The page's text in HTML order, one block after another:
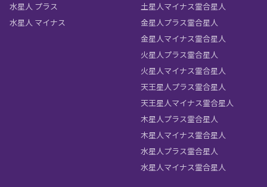
水星人 プラス
水星人 マイナス
土星人マイナス霊合星人
金星人プラス霊合星人
金星人マイナス霊合星人
火星人プラス霊合星人
火星人マイナス霊合星人
天王星人プラス霊合星人
天王星人マイナス霊合星人
木星人プラス霊合星人
木星人マイナス霊合星人
水星人プラス霊合星人
水星人マイナス霊合星人